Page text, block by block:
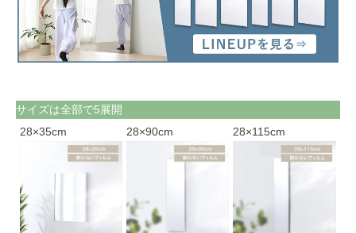
サイズは全部で5展開
28×35cm
28×90cm 28×115cm